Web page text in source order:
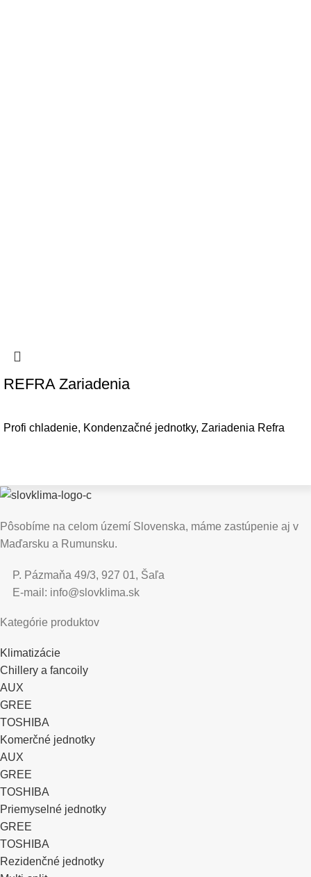
REFRA Zariadenia
Profi chladenie, Kondenzačné jednotky, Zariadenia Refra
Pôsobíme na celom území Slovenska, máme zastúpenie aj v
Maďarsku a Rumunsku.
P. Pázmaňa 49/3, 927 01, Šaľa
E-mail: info@slovklima.sk
Kategórie produktov
Klimatizácie
Chillery a fancoily
AUX
GREE
TOSHIBA
Komerčné jednotky
AUX
GREE
TOSHIBA
Priemyselné jednotky
GREE
TOSHIBA
Rezidenčné jednotky